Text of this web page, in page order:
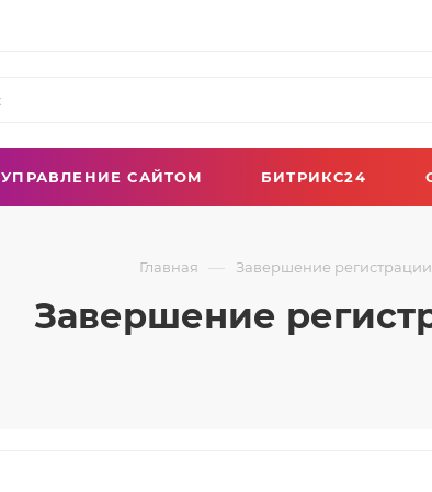
УПРАВЛЕНИЕ САЙТОМ БИТРИКС24
Главная — Завершение регистрации
Завершение